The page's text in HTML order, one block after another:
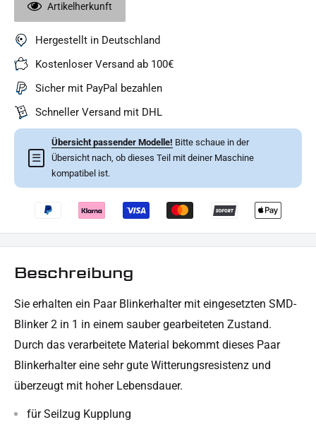
Artikelherkunft
Hergestellt in Deutschland
Kostenloser Versand ab 100€
Sicher mit PayPal bezahlen
Schneller Versand mit DHL
☰
Übersicht passender Modelle! Bitte schaue in der
Übersicht nach, ob dieses Teil mit deiner Maschine
kompatibel ist.
Beschreibung
Sie erhalten ein Paar Blinkerhalter mit eingesetzten SMD-
Blinker 2 in 1 in einem sauber gearbeiteten Zustand.
Durch das verarbeitete Material bekommt dieses Paar
Blinkerhalter eine sehr gute Witterungsresistenz und
überzeugt mit hoher Lebensdauer.
für Seilzug Kupplung